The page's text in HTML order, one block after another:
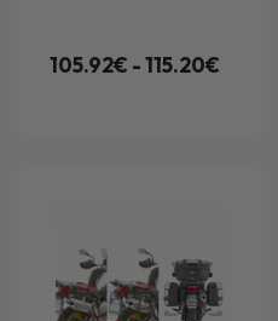
105.92€ - 115.20€